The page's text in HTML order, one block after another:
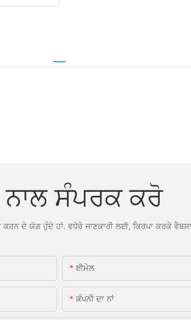
ਨਾਲ ਸੰਪਰਕ ਕਰੋ
ਦੇ ਯੋਗ ਹੁੰਦੇ ਹਾਂ. ਵਧੇਰੇ ਜਾਣਕਾਰੀ ਲਈ, ਕਿਰਪਾ ਕਰਕੇ
ਈਮੇਲ
ਕੰਪਨੀ ਦਾ ਨਾਂ